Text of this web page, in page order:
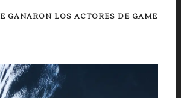
GANARON LOS ACTORES DE GAME